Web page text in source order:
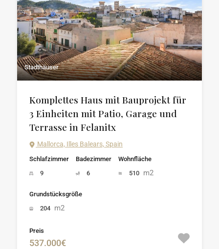
Stadthäuser
Komplettes Haus mit Bauprojekt für
3 Einheiten mit Patio, Garage und
Terrasse in Felanitx
Mallorca, Illes Balears, Spain
Schlafzimmer
9
Badezimmer
6
Wohnfläche
510 m2
Grundstücksgröße
204 m2
Preis
537.000€